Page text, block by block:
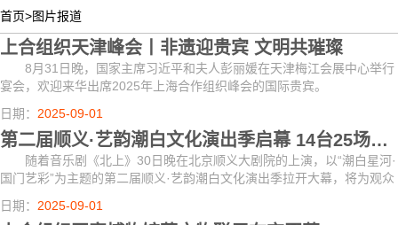
首页>图片报道
上合组织天津峰会丨非遗迎贵宾 文明共璀璨
8月31日晚，国家主席习近平和夫人彭丽媛在天津梅江会展中心举行
宴会，欢迎来华出席2025年上海合作组织峰会的国际贵宾。
日期： 2025-09-01
第二届顺义·艺韵潮白文化演出季启幕 14台25场中外大戏荟萃
随着音乐剧《北上》30日晚在北京顺义大剧院的上演，以“潮白星河·
国门艺彩”为主题的第二届顺义·艺韵潮白文化演出季拉开大幕，将为观众
带来14台25场精彩演出。
日期： 2025-09-01